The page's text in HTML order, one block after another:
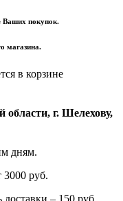
Ваших покупок.
магазина.
в корзине
области, г. Шелехову,
дням.
3000 руб.